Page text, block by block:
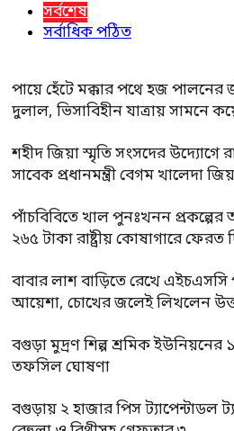
সর্বশেষ
সর্বাধিক পঠিত
পায়ে হেঁটে মক্কার পথে হজ
দুলাল, ভিসাবিহীন যাত্রায় সামনে
শহীদ জিয়া স্মৃতি সংসদের উদ্যোগে
সাবেক প্রধানমন্ত্রী বেগম খালেদা
পাঁচবিবিতে খাল পুনঃখনন
২৬৫ টাকা রাষ্ট্রীয় কোষাগারে
বাবার লাশ বাড়িতে রেখে
আয়েশা, চোখের জলেই লিখলেন
বগুড়া মুদ্রণ শিল্প শ্রমিক ইউনিয়নের
তফসিল ঘোষণা
বগুড়ায় ২ হাজার পিস ট্যাপেন্টাডল